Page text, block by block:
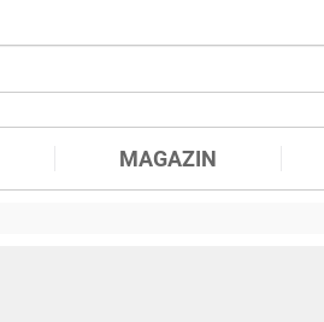
MAGAZIN